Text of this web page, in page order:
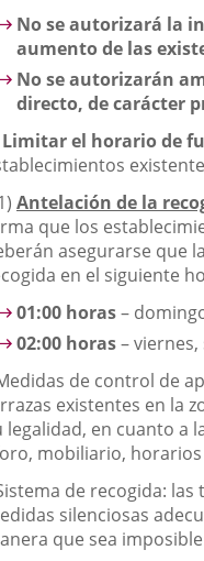
No se autorizará la
aumento de las
No se autorizarán
directo, de carácter
Limitar el horario de
Antelación de la
que los
asegurarse que
en el siguiente
01:00 horas–
02:00 horas–
de control de
existentes en la
legalidad, en cuanto a
mobiliario,
de recogida:
silenciosas
que sea